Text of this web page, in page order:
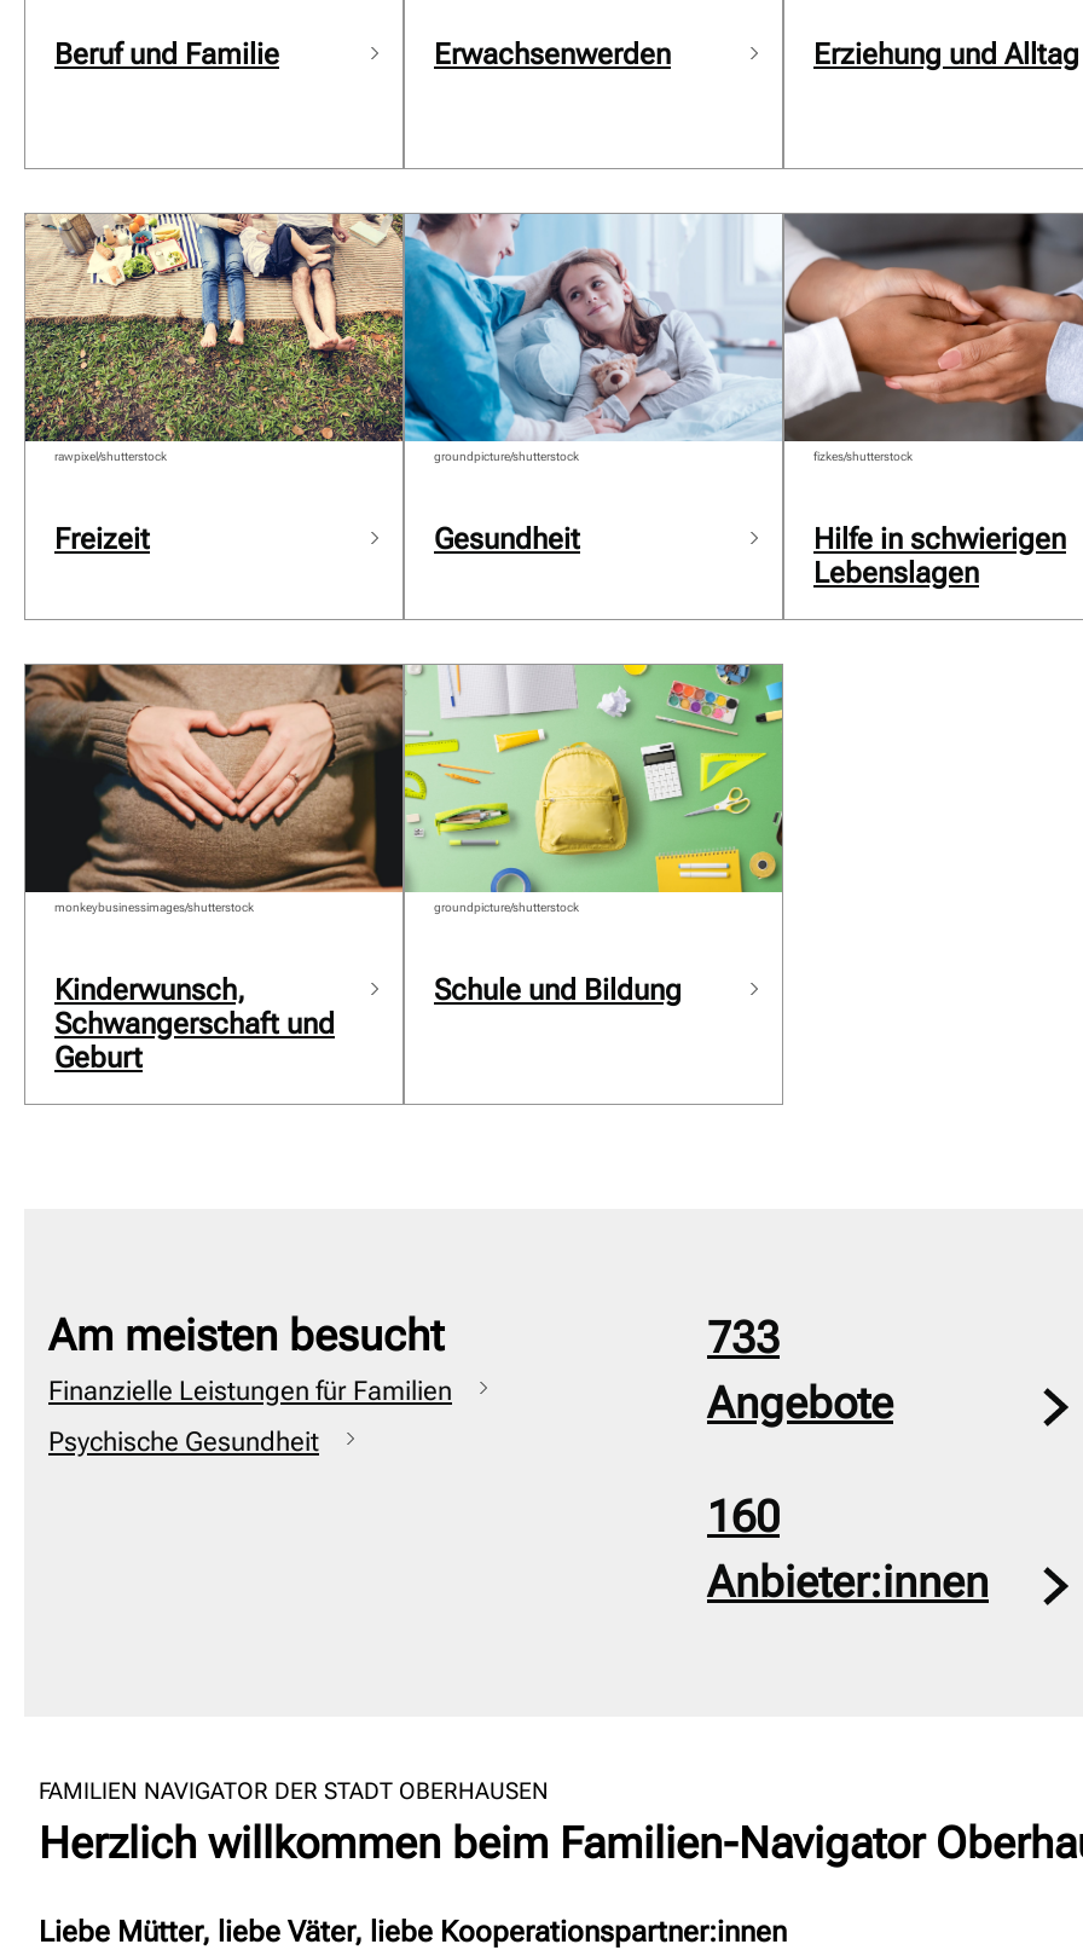
Beruf und Familie Erwachsenwerden Erziehung und Alltag
Freizeit
rawpixel/shutterstock
Gesundheit
groundpicture/shutterstock
Hilfe in schwierigen
Lebenslagen
fizkes/shutterstock
Kinderwunsch,
Schwangerschaft und
Geburt
monkeybusinessimages/shutterstock
Schule und Bildung
groundpicture/shutterstock
Am meisten besucht
Finanzielle Leistungen für Familien
Psychische Gesundheit
733
Angebote
160
Anbieter:innen
FAMILIEN NAVIGATOR DER STADT OBERHAUSEN
Herzlich willkommen beim Familien-Navigator
Liebe Mütter, liebe Väter, liebe Kooperationspartner:innen